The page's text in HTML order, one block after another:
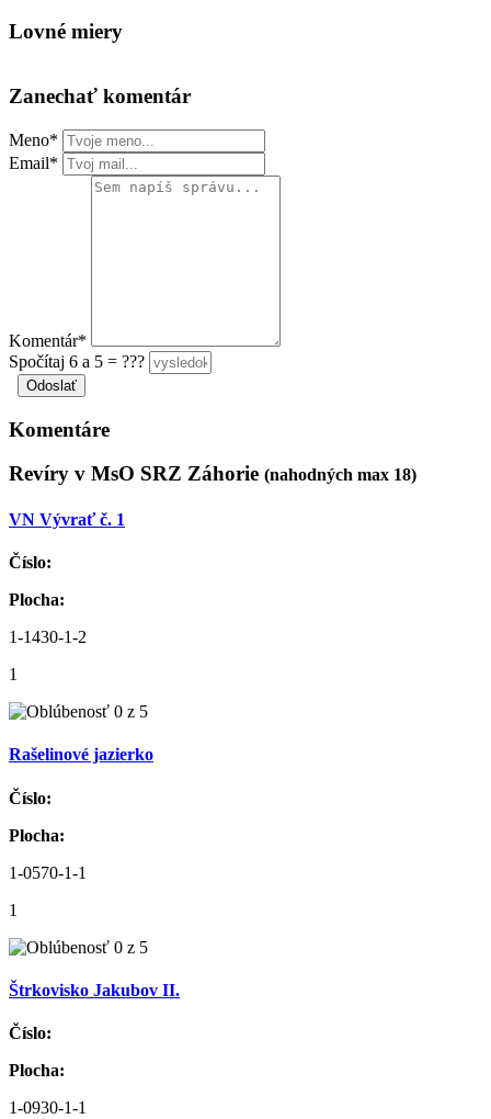
Lovné miery
Zanechať komentár
Meno*
Email*
Komentár*
Spočítaj 6 a 5 = ???
Komentáre
Revíry v MsO SRZ Záhorie (nahodných max 18)
VN Vývrať č. 1
Číslo:
Plocha:
1-1430-1-2
1
Rašelinové jazierko
Číslo:
Plocha:
1-0570-1-1
1
Štrkovisko Jakubov II.
Číslo:
Plocha:
1-0930-1-1